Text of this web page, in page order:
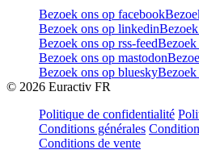
Bezoek ons op facebook
Bezoek ons op linkedin
Bezoek ons op rss-feedBezoek
Bezoek ons op mastodon
Bezoek ons op blueskyBezoek
© 2026 Euractiv FR
Politique de confidentialité
Conditions générales
Conditions de vente